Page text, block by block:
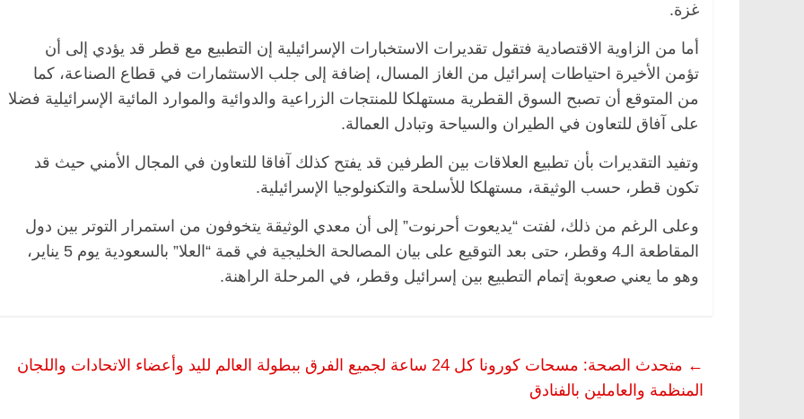
غزة.
أما من الزاوية الاقتصادية فتقول تقديرات الاستخبارات الإسرائيلية إن التطبيع مع قطر قد يؤدي إلى أن
تؤمن الأخيرة احتياطات إسرائيل من الغاز المسال، إضافة إلى جلب الاستثمارات في قطاع الصناعة، كما
من المتوقع أن تصبح السوق القطرية مستهلكا للمنتجات الزراعية والدوائية والموارد المائية الإسرائيلية فضلا
على آفاق للتعاون في الطيران والسياحة وتبادل العمالة.
وتفيد التقديرات بأن تطبيع العلاقات بين الطرفين قد يفتح كذلك آفاقا للتعاون في المجال الأمني حيث قد
تكون قطر، حسب الوثيقة، مستهلكا للأسلحة والتكنولوجيا الإسرائيلية.
وعلى الرغم من ذلك، لفتت “يديعوت أحرنوت” إلى أن معدي الوثيقة يتخوفون من استمرار التوتر بين دول
المقاطعة الـ4 وقطر، حتى بعد التوقيع على بيان المصالحة الخليجية في قمة “العلا” بالسعودية يوم 5 يناير،
وهو ما يعني صعوبة إتمام التطبيع بين إسرائيل وقطر، في المرحلة الراهنة.
←
متحدث الصحة: مسحات كورونا كل 24 ساعة لجميع الفرق ببطولة العالم لليد وأعضاء الاتحادات واللجان
المنظمة والعاملين بالفنادق